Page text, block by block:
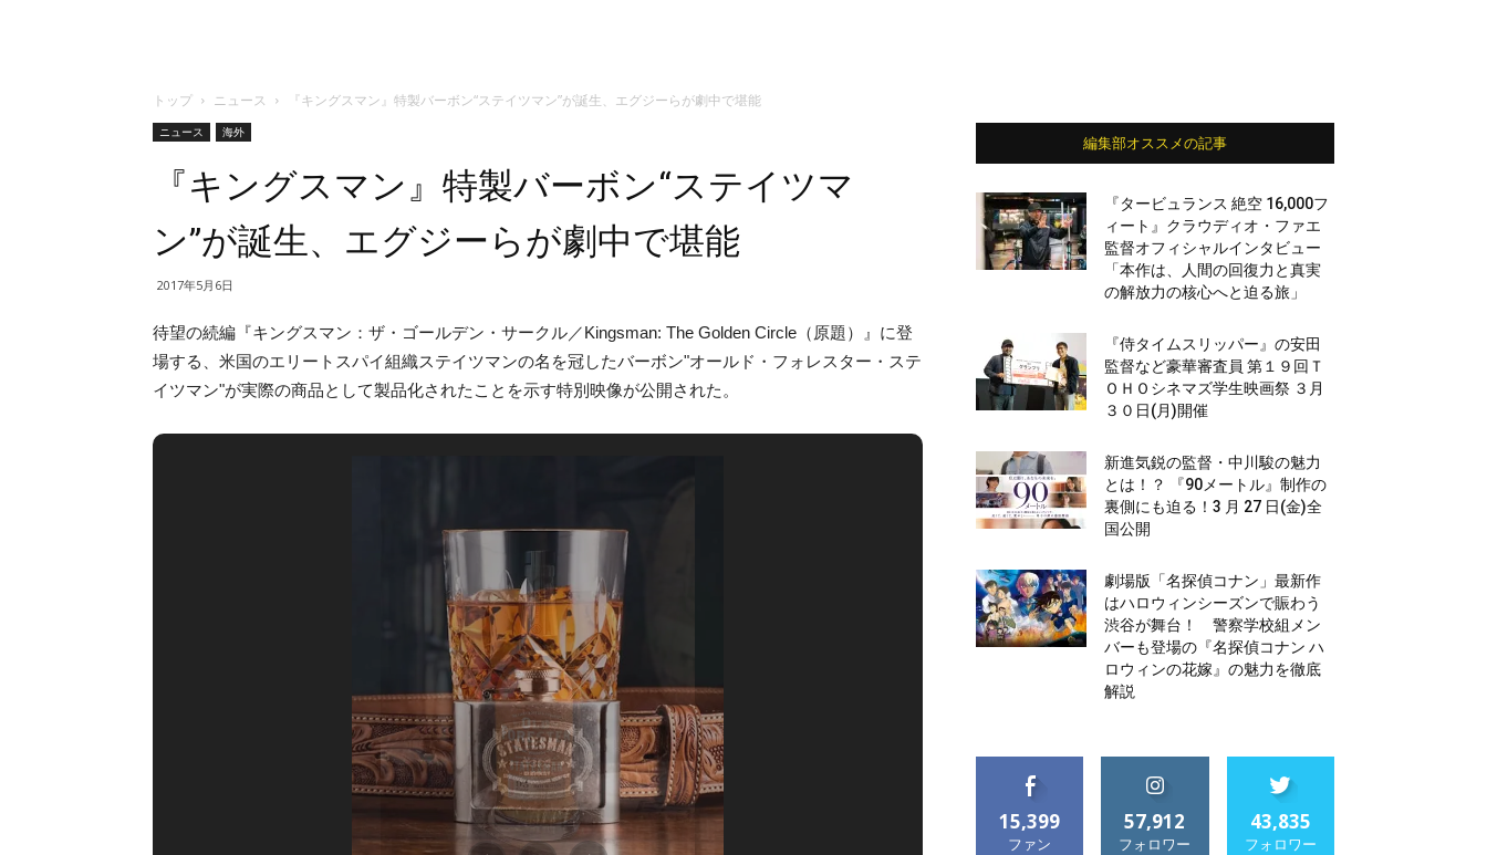
トップ ニュース 『キングスマン』特製バーボン“ステイツマン”が誕生、エグジーらが劇中で堪能
ニュース 海外
『キングスマン』特製バーボン“ステイツマ
ン”が誕生、エグジーらが劇中で堪能
2017年5月6日
待望の続編『キングスマン：ザ・ゴールデン・サークル／Kingsman: The Golden Circle（原題）』に登
場する、米国のエリートスパイ組織ステイツマンの名を冠したバーボン"オールド・フォレスター・ステ
イツマン"が実際の商品として製品化されたことを示す特別映像が公開された。
編集部オススメの記事
『タービュランス 絶空 16,000フ
ィート』クラウディオ・ファエ
監督オフィシャルインタビュー
「本作は、人間の回復力と真実
の解放力の核心へと迫る旅」
『侍タイムスリッパー』の安田
監督など豪華審査員 第１９回Ｔ
ＯＨＯシネマズ学生映画祭 ３月
３０日(月)開催
新進気鋭の監督・中川駿の魅力
とは！？ 『90メートル』制作の
裏側にも迫る！3 月 27 日(金)全
国公開
劇場版「名探偵コナン」最新作
はハロウィンシーズンで賑わう
渋谷が舞台！ 警察学校組メン
バーも登場の『名探偵コナン ハ
ロウィンの花嫁』の魅力を徹底
解説
15,399
ファン
57,912
フォロワー
43,835
フォロワー